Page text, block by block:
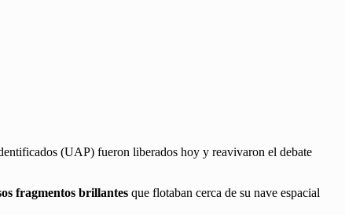
(UAP) fueron liberados hoy y reavivaron el debate
fragmentos brillantes que flotaban cerca de su nave espacial